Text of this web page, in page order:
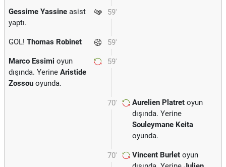
59'
Gessime Yassine asist
yaptı.
59'
GOL! Thomas Robinet
59'
Marco Essimi oyun
dışında. Yerine Aristide
Zossou oyunda.
70' Aurelien Platret oyun
dışında. Yerine
Souleymane Keita
oyunda.
70' Vincent Burlet oyun